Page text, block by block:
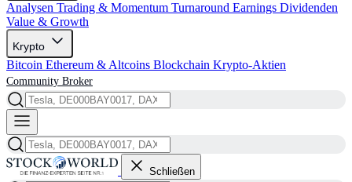
Analysen Trading & Momentum Turnaround Earnings Dividenden
Value & Growth
Krypto
Bitcoin Ethereum & Altcoins Blockchain Krypto-Aktien
Community Broker
Schließen